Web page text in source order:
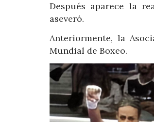
Después aparece la
aseveró.
Anteriormente, la
Mundial de Boxeo.